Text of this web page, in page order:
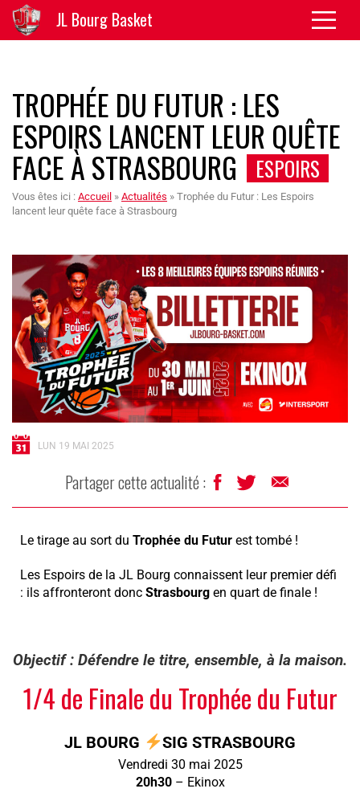
JL Bourg Basket
TROPHÉE DU FUTUR : LES
ESPOIRS LANCENT LEUR QUÊTE
FACE À STRASBOURG ESPOIRS
Vous êtes ici : Accueil » Actualités » Trophée du Futur : Les Espoirs
lancent leur quête face à Strasbourg
LUN 19 MAI 2025
Partager cette actualité :
Le tirage au sort du Trophée du Futur est tombé !
Les Espoirs de la JL Bourg connaissent leur premier défi
: ils affronteront donc Strasbourg en quart de finale !
Objectif : Défendre le titre, ensemble, à la maison.
1/4 de Finale du Trophée du Futur
JL BOURG SIG STRASBOURG
Vendredi 30 mai 2025
20h30– Ekinox